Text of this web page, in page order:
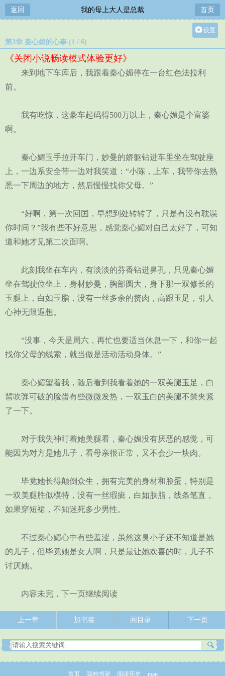
返回 我的母上大人是总裁 首页
设置
中
第3章 秦心媚的心事 (1 / 6)
《关闭小说畅读模式体验更好》
来到地下车库后，我跟着秦心媚停在一台红色法拉利
前。
我有吃惊，这豪车起码得500万以上，秦心媚是个富婆
啊。
秦心媚玉手拉开车门，妙曼的娇躯钻进车里坐在驾驶座
上，一边系安全带一边对我笑道：“小陈，上车，我带你去熟
悉一下周边的地方，然后慢慢找你父母。”
“好啊，第一次回国，早想到处转转了，只是有没有耽误
你时间？”我有些不好意思，感觉秦心媚对自己太好了，可知
道和她才见第二次面啊。
此刻我坐在车内，有淡淡的芬香钻进鼻孔，只见秦心媚
坐在驾驶位坐上，身材妙曼，胸部圆大，身下那一双修长的
玉腿上，白如玉脂，没有一丝多余的赘肉，高跟玉足，引人
心神无限遐想。
“没事，今天是周六，再忙也要适当休息一下，和你一起
找你父母的线索，就当做是活动活动身体。”
秦心媚望着我，随后看到我看着她的一双美腿玉足，白
皙吹弹可破的脸蛋有些微微发热，一双玉白的美腿不禁夹紧
了一下。
对于我失神盯着她美腿看，秦心媚没有厌恶的感觉，可
能因为对方是她儿子，看母亲很正常，又不会少一块肉。
毕竟她长得颠倒众生，拥有完美的身材和脸蛋，特别是
一双美腿胜似模特，没有一丝瑕疵，白如肤脂，线条笔直，
如果穿短裙，不知迷死多少男性。
不过秦心媚心中有些羞涩，虽然这臭小子还不知道是她
的儿子，但毕竟她是女人啊，只是最让她欢喜的时，儿子不
讨厌她。
内容未完，下一页继续阅读
上一章 加书签 回目录 下一页
首页 我的书架 阅读历史 map